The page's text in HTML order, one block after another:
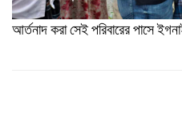
আর্তনাদ করা সেই পরিবারের পাসে